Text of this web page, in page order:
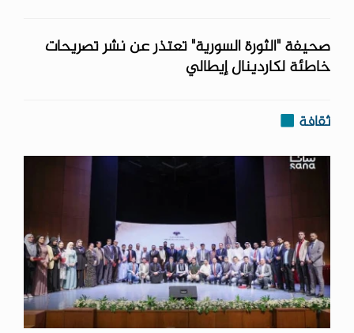
صحيفة "الثورة السورية" تعتذر عن نشر تصريحات
خاطئة لكاردينال إيطالي
ثقافة